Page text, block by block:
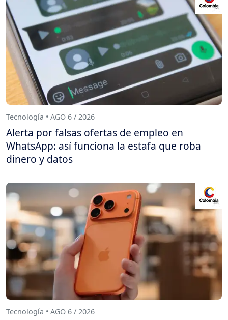
Tecnología • AGO 6 / 2026
Alerta por falsas ofertas de empleo en
WhatsApp: así funciona la estafa que roba
dinero y datos
Tecnología • AGO 6 / 2026